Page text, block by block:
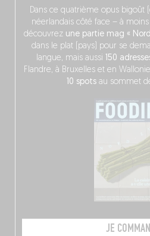
Dans ce quatrième opus bigoût
néerlandais côté face – à moins
découvrez une partie mag «
dans le plat (pays) pour se
langue, mais aussi 150
Flandre, à Bruxelles et en
10 spots au sommet
JE